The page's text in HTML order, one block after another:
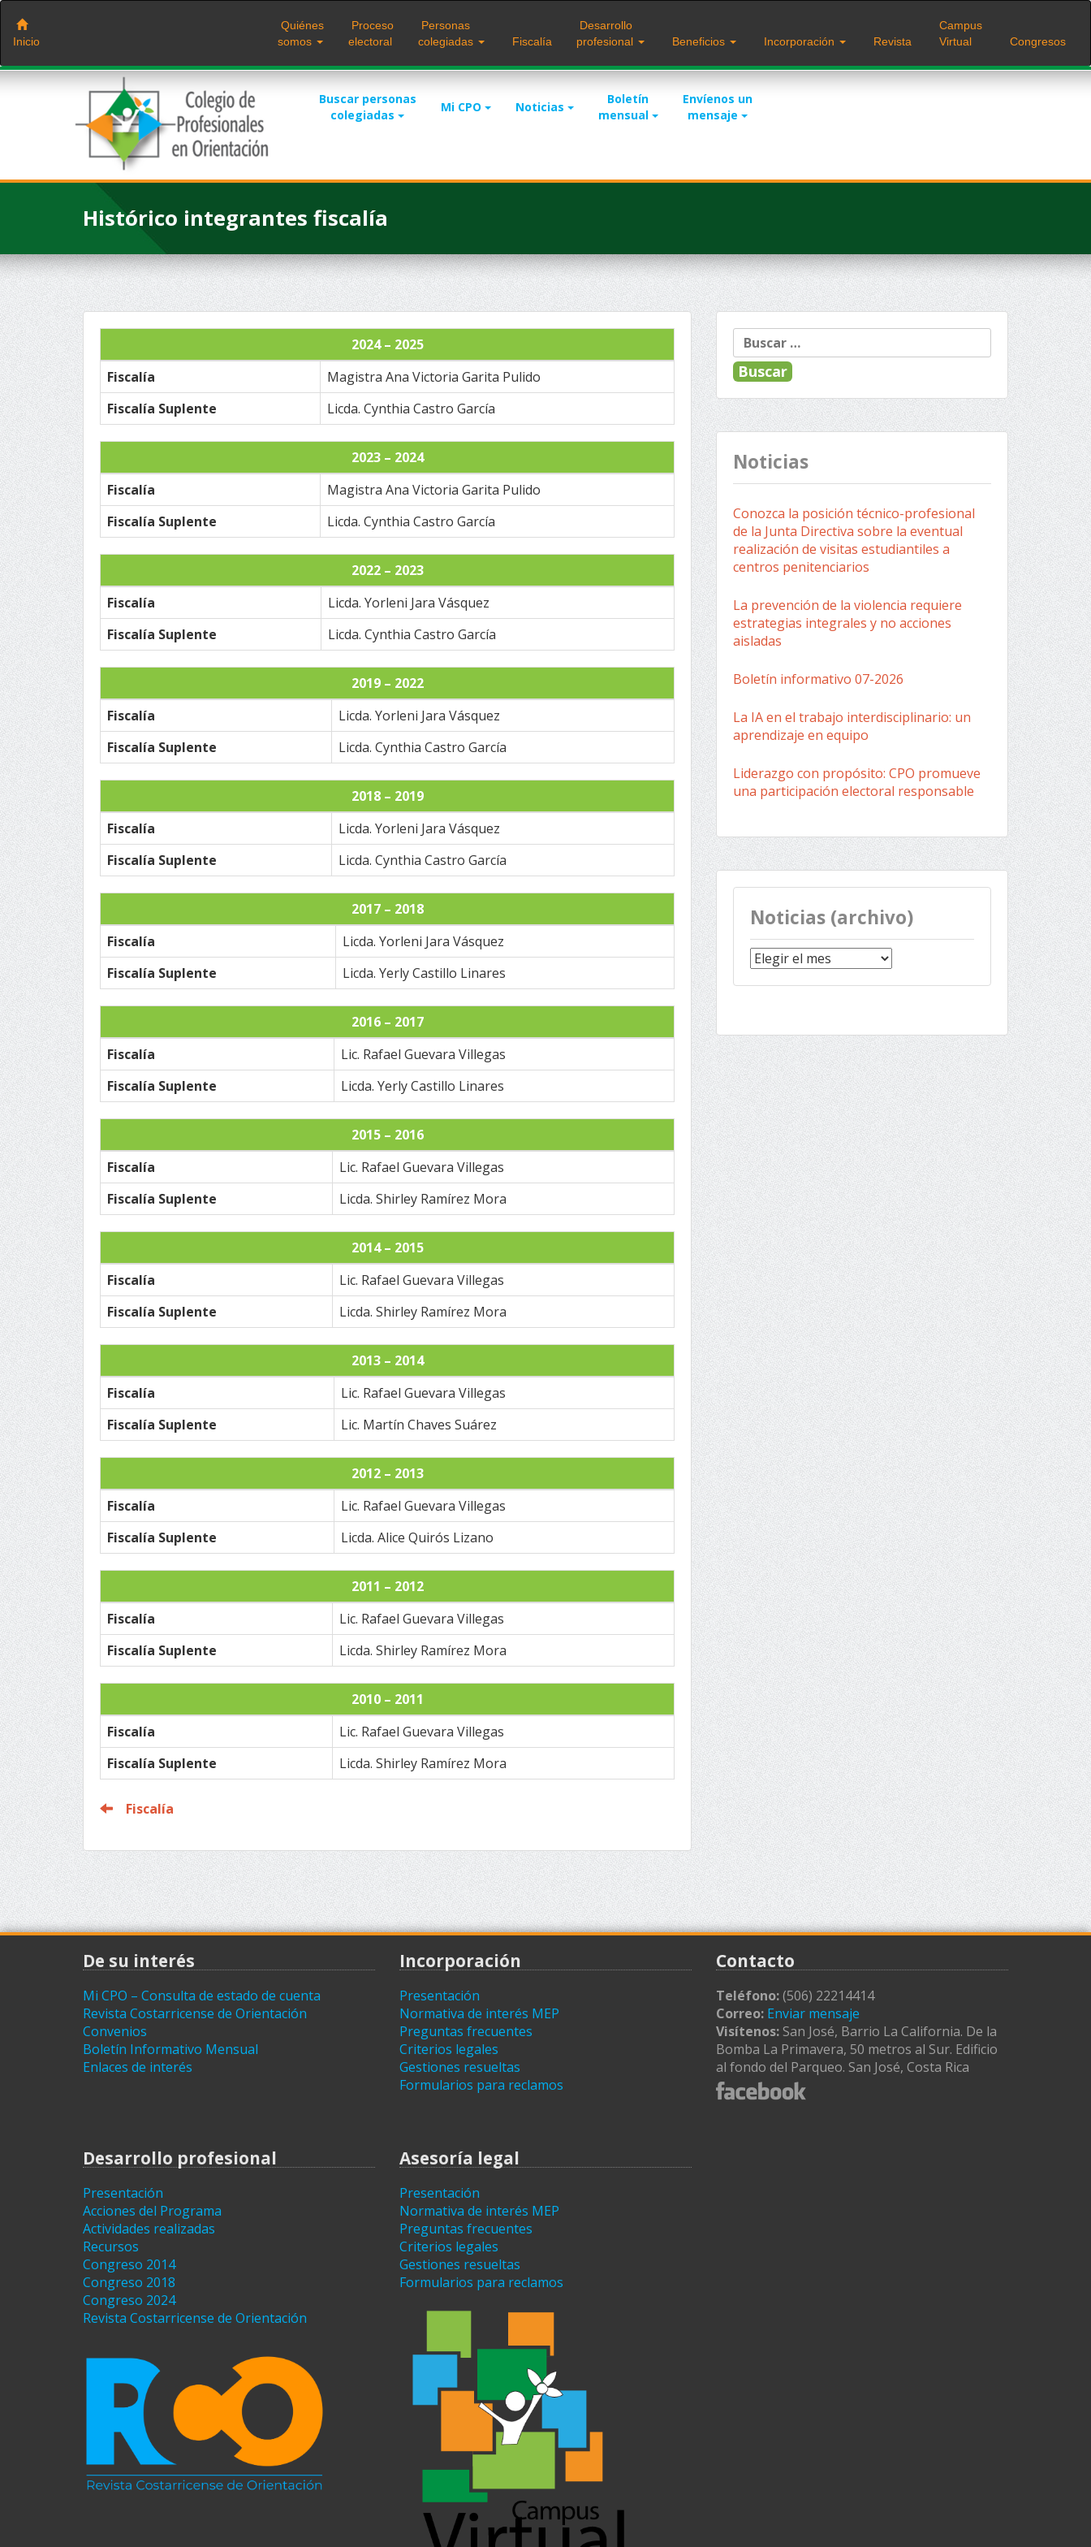
Saltar
contenido
Inicio
Quiénes
somos
Proceso
electoral
Personas
colegiadas
Fiscalía
Desarrollo
profesional
Beneficios Incorporación Revista
Campus
Virtual
Congresos
Buscar personas
colegiadas
Mi CPO Noticias
Boletín
mensual
Envíenos un
mensaje
Histórico integrantes fiscalía
2024 – 2025
Fiscalía
Magistra Ana Victoria Garita Pulido
Fiscalía Suplente
Licda. Cynthia Castro García
2023 – 2024
Fiscalía
Magistra Ana Victoria Garita Pulido
Fiscalía Suplente
Licda. Cynthia Castro García
2022 – 2023
Fiscalía
Licda. Yorleni Jara Vásquez
Fiscalía Suplente
Licda. Cynthia Castro García
2019 – 2022
Fiscalía
Licda. Yorleni Jara Vásquez
Fiscalía Suplente
Licda. Cynthia Castro García
2018 – 2019
Fiscalía
Licda. Yorleni Jara Vásquez
Fiscalía Suplente
Licda. Cynthia Castro García
2017 – 2018
Fiscalía
Licda. Yorleni Jara Vásquez
Fiscalía Suplente
Licda. Yerly Castillo Linares
2016 – 2017
Fiscalía
Lic. Rafael Guevara Villegas
Fiscalía Suplente
Licda. Yerly Castillo Linares
2015 – 2016
Fiscalía
Lic. Rafael Guevara Villegas
Fiscalía Suplente
Licda. Shirley Ramírez Mora
2014 – 2015
Fiscalía
Lic. Rafael Guevara Villegas
Fiscalía Suplente
Licda. Shirley Ramírez Mora
2013 – 2014
Fiscalía
Lic. Rafael Guevara Villegas
Fiscalía Suplente
Lic. Martín Chaves Suárez
2012 – 2013
Fiscalía
Lic. Rafael Guevara Villegas
Fiscalía Suplente
Licda. Alice Quirós Lizano
2011 – 2012
Fiscalía
Lic. Rafael Guevara Villegas
Fiscalía Suplente
Licda. Shirley Ramírez Mora
2010 – 2011
Fiscalía
Lic. Rafael Guevara Villegas
Fiscalía Suplente
Licda. Shirley Ramírez Mora
Fiscalía
Buscar:
Noticias
Conozca la posición técnico-profesional
de la Junta Directiva sobre la eventual
realización de visitas estudiantiles a
centros penitenciarios
La prevención de la violencia requiere
estrategias integrales y no acciones
aisladas
Boletín informativo 07-2026
La IA en el trabajo interdisciplinario: un
aprendizaje en equipo
Liderazgo con propósito: CPO promueve
una participación electoral responsable
Noticias (archivo)
Noticias
(archivo)
De su interés
Mi CPO – Consulta de estado de cuenta
Revista Costarricense de Orientación
Convenios
Boletín Informativo Mensual
Enlaces de interés
Incorporación
Presentación
Normativa de interés MEP
Preguntas frecuentes
Criterios legales
Gestiones resueltas
Formularios para reclamos
Contacto
Teléfono:(506) 22214414
Correo: Enviar mensaje
Visítenos: San José, Barrio La California. De la
Bomba La Primavera, 50 metros al Sur. Edificio
al fondo del Parqueo. San José, Costa Rica
Desarrollo profesional
Presentación
Acciones del Programa
Actividades realizadas
Recursos
Congreso 2014
Congreso 2018
Congreso 2024
Revista Costarricense de Orientación
Asesoría legal
Presentación
Normativa de interés MEP
Preguntas frecuentes
Criterios legales
Gestiones resueltas
Formularios para reclamos